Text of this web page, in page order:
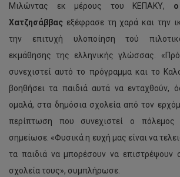
Μιλώντας εκ μέρους του ΚΕΠΑΚΥ, ο
Χατζησάββας εξέφρασε τη χαρά και την
την επιτυχή υλοποίηση τού
εκμάθησης της ελληνικής γλώσσας.
συνεχιστεί αυτό το πρόγραμμα και το
βοηθήσει τα παιδιά αυτά να ενταχθούν,
ομαλά, στα δημόσια σχολεία από τον
περίπτωση που συνεχιστεί ο
σημείωσε. «Φυσικά η ευχή μας είναι να
τα παιδιά να μπορέσουν να επιστρέψουν
σχολεία τους», συμπλήρωσε.